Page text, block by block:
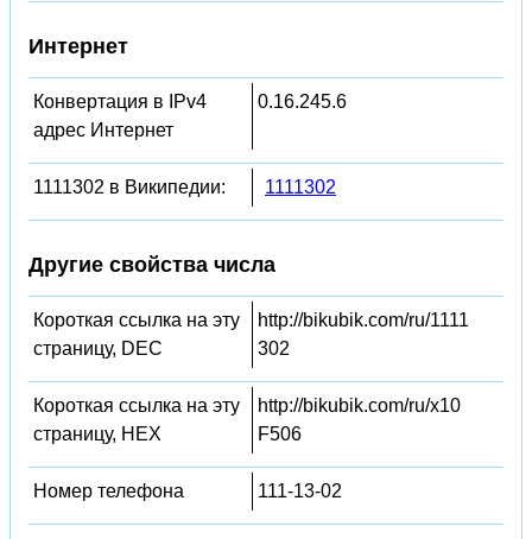
Интернет
Конвертация в IPv4
адрес Интернет
0.16.245.6
1111302 в Википедии: 1111302
Другие свойства числа
Короткая ссылка на эту
страницу, DEC
http://bikubik.com/ru/1111
302
Короткая ссылка на эту
страницу, HEX
http://bikubik.com/ru/x10
F506
Номер телефона 111-13-02